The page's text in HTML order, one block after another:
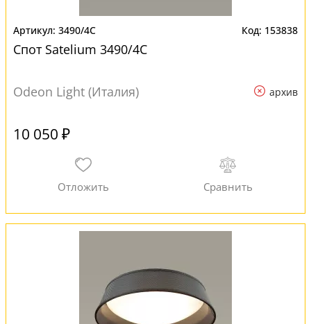
3490/4C 153838
Спот Satelium 3490/4C
Odeon Light (Италия) архив
10 050 ₽